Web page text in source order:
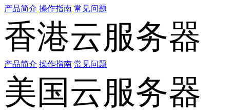
产品简介 操作指南 常见问题
香港云服务器
产品简介 操作指南 常见问题
美国云服务器